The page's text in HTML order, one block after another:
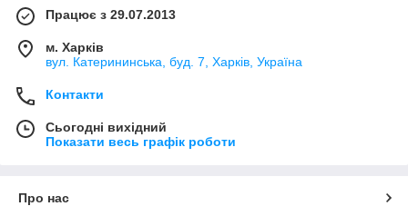
Працює з 29.07.2013
м. Харків
вул. Катерининська, буд. 7, Харків, Україна
Контакти
Сьогодні вихідний
Показати весь графік роботи
Про нас